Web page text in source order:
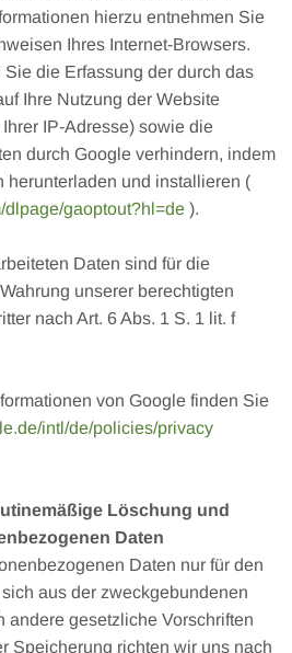
hierzu entnehmen Sie
Ihres Internet-Browsers.
die Erfassung der durch das
Ihre Nutzung der Website
IP-Adresse) sowie die
durch Google verhindern, indem
herunterladen und installieren (
dlpage/gaoptout?hl=de ).
Daten sind für die
unserer berechtigten
nach Art. 6 Abs. 1 S. 1 lit. f
von Google finden Sie
intl/de/policies/privacy
Löschung und
Daten
Daten nur für den
aus der zweckgebundenen
andere gesetzliche Vorschriften
Speicherung richten wir uns nach